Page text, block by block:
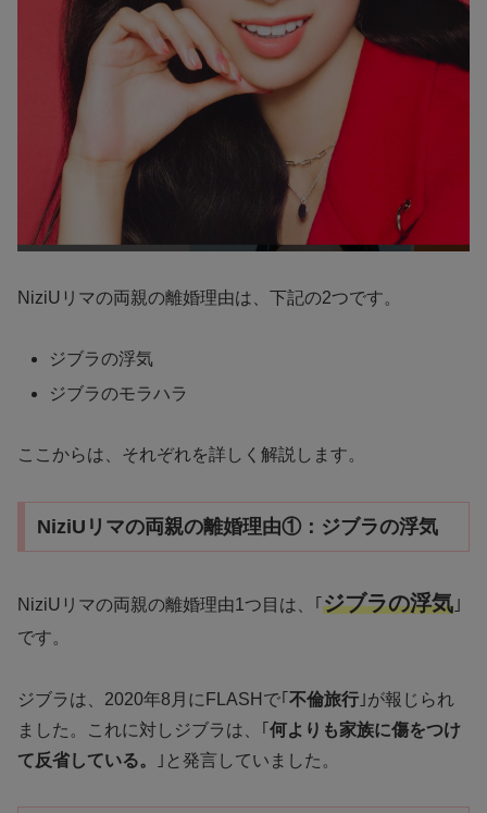
NiziUリマの両親の離婚理由は、下記の2つです。
ジブラの浮気
ジブラのモラハラ
ここからは、それぞれを詳しく解説します。
NiziUリマの両親の離婚理由①：ジブラの浮気
NiziUリマの両親の離婚理由1つ目は、｢ ジブラの浮気 ｣
です。
ジブラは、2020年8月にFLASHで｢ 不倫旅行 ｣が報じられ
ました。これに対しジブラは、｢ 何よりも家族に傷をつけ
て反省している。
｣と発言していました。